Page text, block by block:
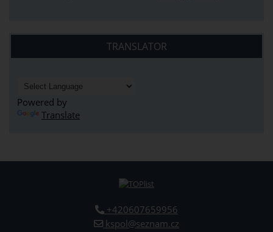
TRANSLATOR
Powered by
Translate
+420607659956
kspol@seznam.cz